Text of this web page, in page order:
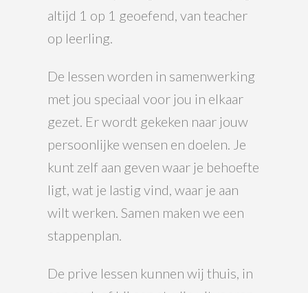
altijd 1 op 1 geoefend, van teacher
op leerling.
De lessen worden in samenwerking
met jou speciaal voor jou in elkaar
gezet. Er wordt gekeken naar jouw
persoonlijke wensen en doelen. Je
kunt zelf aan geven waar je behoefte
ligt, wat je lastig vind, waar je aan
wilt werken. Samen maken we een
stappenplan.
De prive lessen kunnen wij thuis, in